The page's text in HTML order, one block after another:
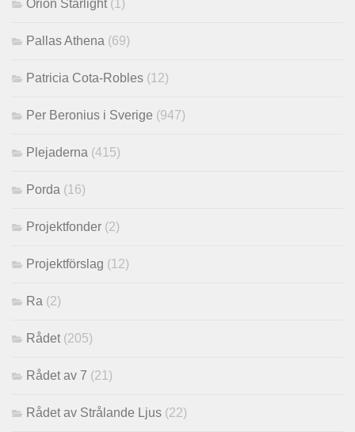
Orion Starlight (1)
Pallas Athena (69)
Patricia Cota-Robles (12)
Per Beronius i Sverige (947)
Plejaderna (415)
Porda (16)
Projektfonder (2)
Projektförslag (12)
Ra (2)
Rådet (205)
Rådet av 7 (21)
Rådet av Strålande Ljus (22)